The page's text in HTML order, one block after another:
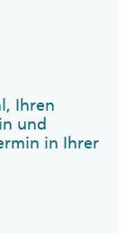
Ihren
und
in Ihrer